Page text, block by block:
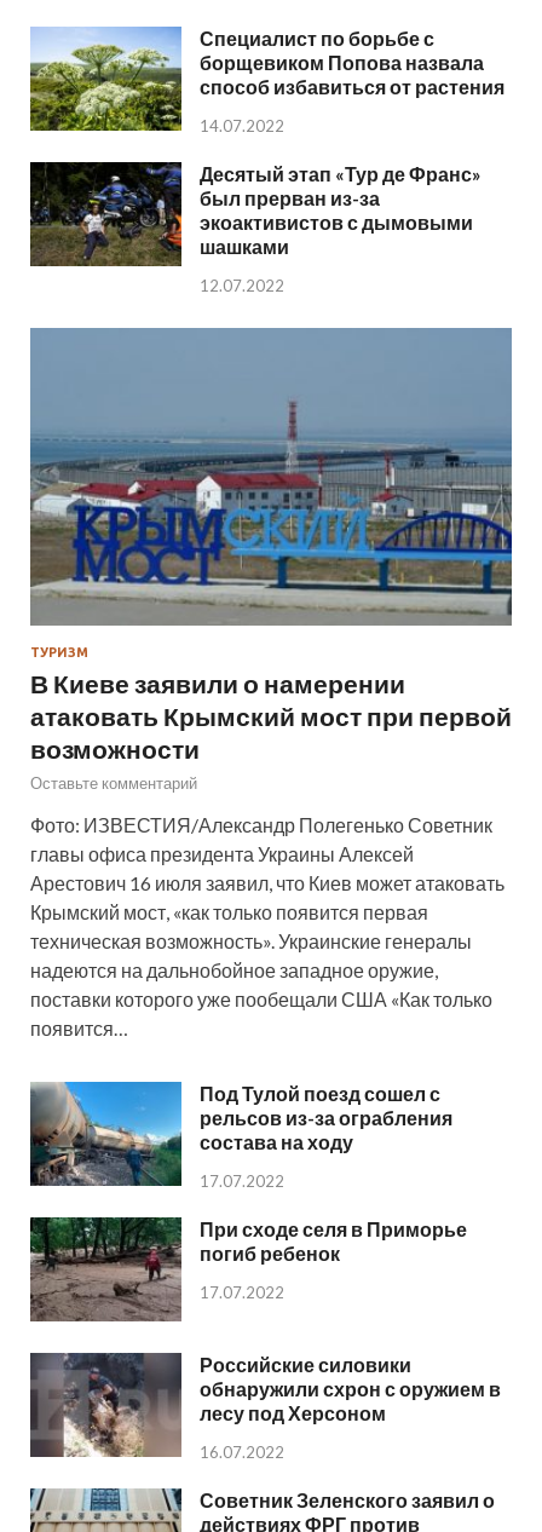
Специалист по борьбе с
борщевиком Попова назвала
способ избавиться от растения
14.07.2022
Десятый этап «Тур де Франс»
был прерван из-за
экоактивистов с дымовыми
шашками
12.07.2022
ТУРИЗМ
В Киеве заявили о намерении
атаковать Крымский мост при первой
возможности
Оставьте комментарий
Фото: ИЗВЕСТИЯ/Александр Полегенько Советник
главы офиса президента Украины Алексей
Арестович 16 июля заявил, что Киев может атаковать
Крымский мост, «как только появится первая
техническая возможность». Украинские генералы
надеются на дальнобойное западное оружие,
поставки которого уже пообещали США «Как только
появится…
Под Тулой поезд сошел с
рельсов из-за ограбления
состава на ходу
17.07.2022
При сходе селя в Приморье
погиб ребенок
17.07.2022
Российские силовики
обнаружили схрон с оружием в
лесу под Херсоном
16.07.2022
Советник Зеленского заявил о
действиях ФРГ против